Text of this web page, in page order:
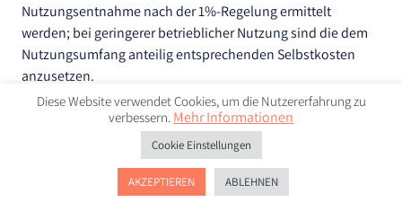
Nutzungsentnahme nach der 1%-Regelung ermittelt
werden; bei geringerer betrieblicher Nutzung sind die dem
Nutzungsumfang anteilig entsprechenden Selbstkosten
anzusetzen.
Im Fall eines Schriftstellers und Gutachters, der seinen
Gewinn durch Einnahmenüberschussrechnung ermittelte,
führte dies aufgrund einer Privatnutzung von 75 % dazu,
dass sich letztlich nur ein Viertel der Betriebsausgaben
steuerlich auswirkte, der Rest durch die Nutzungsentnahme
Diese Website verwendet Cookies, um die Nutzererfahrung zu
verbessern. Mehr Informationen
Cookie Einstellungen
AKZEPTIEREN ABLEHNEN